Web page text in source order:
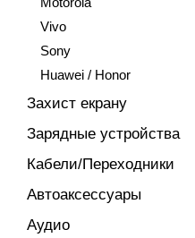
Vivo
Sony
Huawei / Honor
Захист екрану
Зарядные устройства
Кабели/Переходники
Автоаксессуары
Аудио